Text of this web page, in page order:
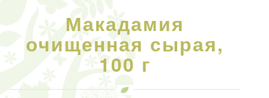
Макадамия
очищенная сырая,
100 г